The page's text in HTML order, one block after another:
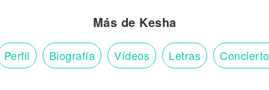
Más de Kesha
Perfil Biografía Vídeos Letras